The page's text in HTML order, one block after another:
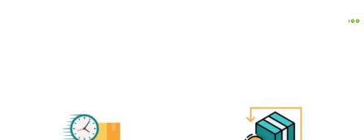
۲,۰۵۵,۰۰۰